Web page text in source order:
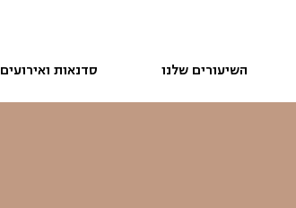
סדנאות ואירועים השיעורים שלנו